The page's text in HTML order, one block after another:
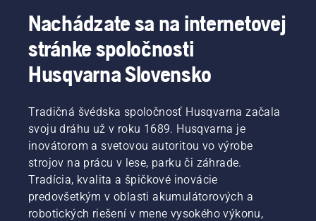
Nachádzate sa na internetovej
stránke spoločnosti
Husqvarna Slovensko
Tradičná švédska spoločnosť Husqvarna začala
svoju dráhu už v roku 1689. Husqvarna je
inovátorom a svetovou autoritou vo výrobe
strojov na prácu v lese, parku či záhrade.
Tradícia, kvalita a špičkové inovácie
predovšetkým v oblasti akumulátorových a
robotických riešení v mene vysokého výkonu,